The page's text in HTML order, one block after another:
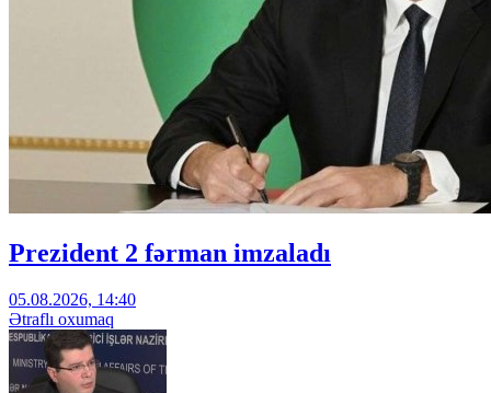
Prezident 2 fərman imzaladı
05.08.2026, 14:40
Ətraflı oxumaq